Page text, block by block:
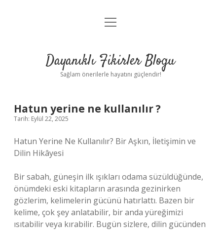
Anasayfa
Yasal Uyarı
menüyü
Dayanıklı Fikirler Blogu
Sağlam önerilerle hayatını güçlendir!
Hatun yerine ne kullanılır ?
Tarih: Eylül 22, 2025
Hatun Yerine Ne Kullanılır? Bir Aşkın, İletişimin ve
Dilin Hikâyesi
Bir sabah, güneşin ilk ışıkları odama süzüldüğünde,
önümdeki eski kitapların arasında gezinirken
gözlerim, kelimelerin gücünü hatırlattı. Bazen bir
kelime, çok şey anlatabilir, bir anda yüreğimizi
ısıtabilir veya kırabilir. Bugün sizlere, dilin gücünden